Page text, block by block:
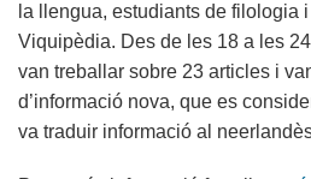
la llengua, estudiants de filologia
Viquipèdia. Des de les 18 a les
van treballar sobre 23 articles i
d’informació nova, que es
va traduir informació al